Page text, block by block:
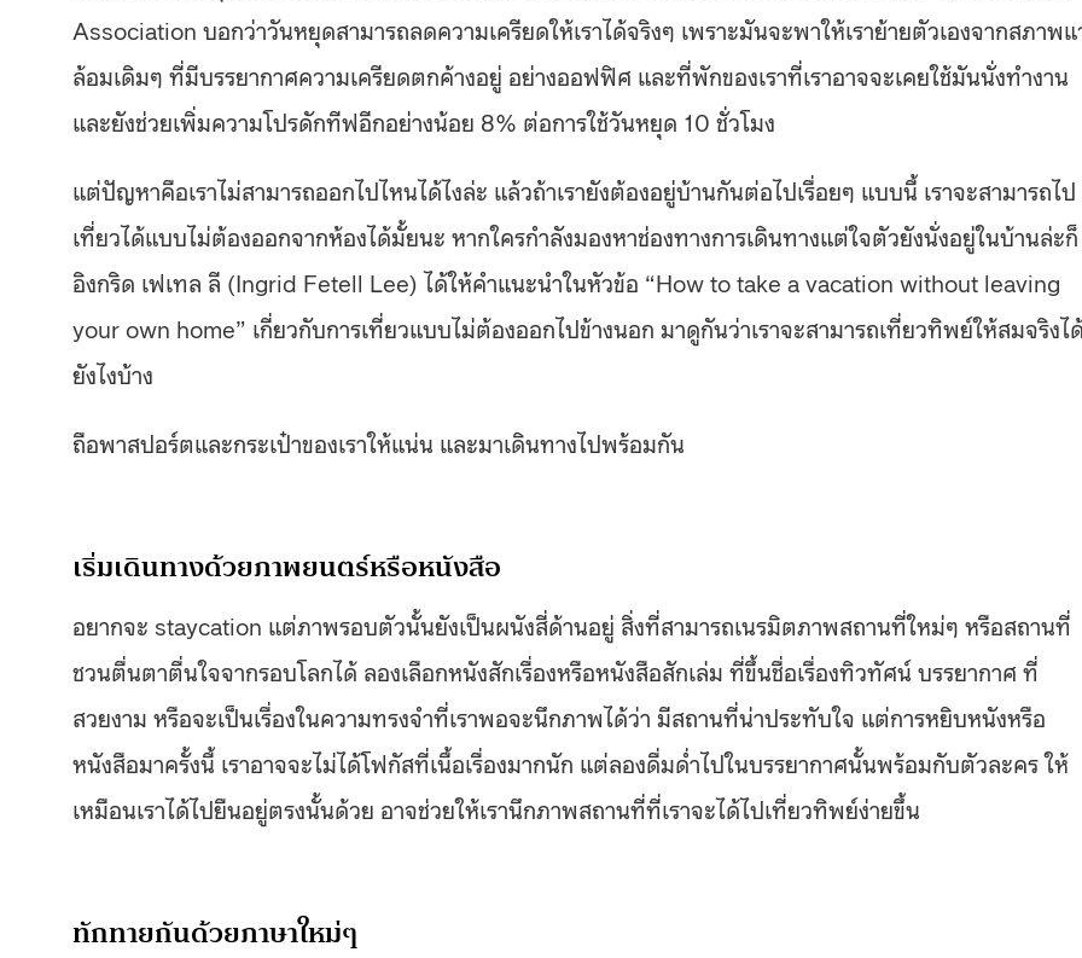
Association บอกว่าวันหยุดสามารถลดความเครียดให้เราได้จริงๆ เพราะมันจะพาให้เราย้ายตัวเองจากสภาพ
ล้อมเดิมๆ ที่มีบรรยากาศความเครียดตกค้างอยู่ อย่างออฟฟิศ และที่พักของเราที่เราอาจจะเคยใช้มันนั่งทำงาน
และยังช่วยเพิ่มความโปรดักทีฟอีกอย่างน้อย 8% ต่อการใช้วันหยุด 10 ชั่วโมง
แต่ปัญหาคือเราไม่สามารถออกไปไหนได้ไงล่ะ แล้วถ้าเรายังต้องอยู่บ้านกันต่อไปเรื่อยๆ แบบนี้ เราจะสามารถไป
เที่ยวได้แบบไม่ต้องออกจากห้องได้มั้ยนะ หากใครกำลังมองหาช่องทางการเดินทางแต่ใจตัวยังนั่งอยู่ในบ้านล่ะก็
อิงกริด เฟเทล ลี (Ingrid Fetell Lee) ได้ให้คำแนะนำในหัวข้อ “How to take a vacation without leaving
your own home” เกี่ยวกับการเที่ยวแบบไม่ต้องออกไปข้างนอก มาดูกันว่าเราจะสามารถเที่ยวทิพย์ให้สมจริงไ
ยังไงบ้าง
ถือพาสปอร์ตและกระเป๋าของเราให้แน่น และมาเดินทางไปพร้อมกัน
เริ่มเดินทางด้วยภาพยนตร์หรือหนังสือ
อยากจะ staycation แต่ภาพรอบตัวนั้นยังเป็นผนังสี่ด้านอยู่ สิ่งที่สามารถเนรมิตภาพสถานที่ใหม่ๆ หรือสถานที่
ชวนตื่นตาตื่นใจจากรอบโลกได้ ลองเลือกหนังสักเรื่องหรือหนังสือสักเล่ม ที่ขึ้นชื่อเรื่องทิวทัศน์ บรรยากาศ ที่
สวยงาม หรือจะเป็นเรื่องในความทรงจำที่เราพอจะนึกภาพได้ว่า มีสถานที่น่าประทับใจ แต่การหยิบหนังหรือ
หนังสือมาครั้งนี้ เราอาจจะไม่ได้โฟกัสที่เนื้อเรื่องมากนัก แต่ลองดื่มด่ำไปในบรรยากาศนั้นพร้อมกับตัวละคร ให้
เหมือนเราได้ไปยืนอยู่ตรงนั้นด้วย อาจช่วยให้เรานึกภาพสถานที่ที่เราจะได้ไปเที่ยวทิพย์ง่ายขึ้น
ทักทายกันด้วยภาษาใหม่ๆ